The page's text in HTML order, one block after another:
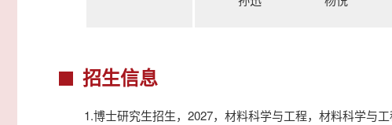
招生信息
1.博士研究生招生，2027，材料科学与工程，材料科学与